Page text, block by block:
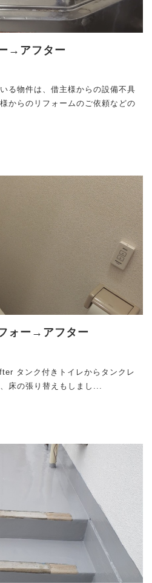
→アフター
る物件は、借主様からの設備不具
からのリフォームのご依頼などの
ォー→アフター
タンク付きトイレからタンクレ
床の張り替えもしまし...